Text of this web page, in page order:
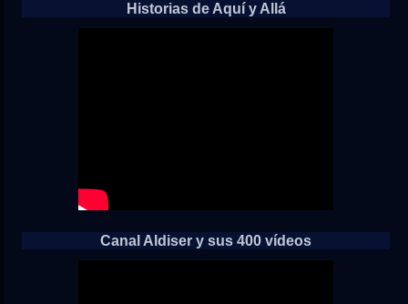
Historias de Aquí y Allá
Canal Aldiser y sus 400 vídeos